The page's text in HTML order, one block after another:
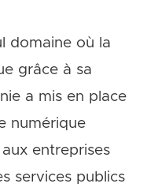
domaine où la
grâce à sa
a mis en place
numérique
entreprises
services publics